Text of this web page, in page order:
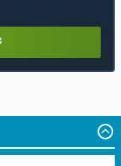
い猫耳キャラを描く
者の一部から批判意
思しき描写も含め